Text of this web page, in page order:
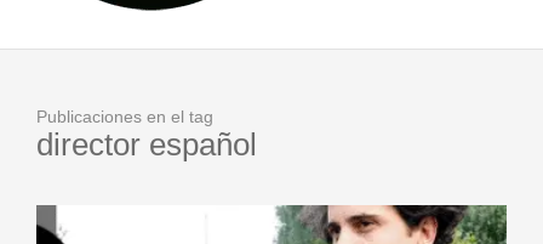
Publicaciones en el tag
director español